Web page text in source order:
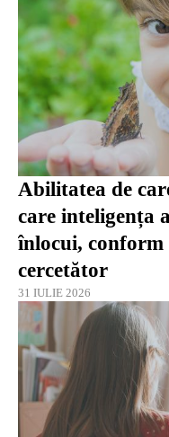
Abilitatea de
care inteligența
înlocui,
cercetător
31 IULIE 2026